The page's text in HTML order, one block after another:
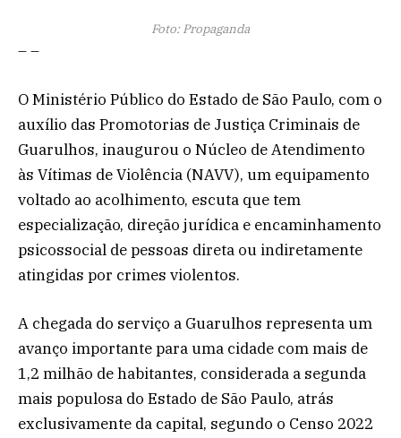
Foto: Propaganda
– –
O Ministério Público do Estado de São Paulo, com o
auxílio das Promotorias de Justiça Criminais de
Guarulhos, inaugurou o Núcleo de Atendimento
às Vítimas de Violência (NAVV), um equipamento
voltado ao acolhimento, escuta que tem
especialização, direção jurídica e encaminhamento
psicossocial de pessoas direta ou indiretamente
atingidas por crimes violentos.
A chegada do serviço a Guarulhos representa um
avanço importante para uma cidade com mais de
1,2 milhão de habitantes, considerada a segunda
mais populosa do Estado de São Paulo, atrás
exclusivamente da capital, segundo o Censo 2022